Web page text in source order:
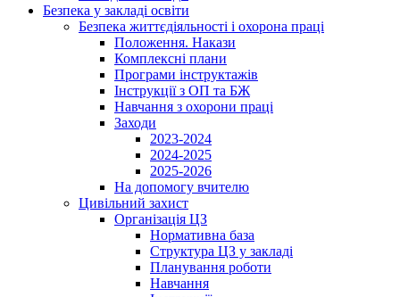
Безпека у закладі освіти
Безпека життєдіяльності і охорона праці
Положення. Накази
Комплексні плани
Програми інструктажів
Інструкції з ОП та БЖ
Навчання з охорони праці
Заходи
2023-2024
2024-2025
2025-2026
На допомогу вчителю
Цивільний захист
Організація ЦЗ
Нормативна база
Структура ЦЗ у закладі
Планування роботи
Навчання